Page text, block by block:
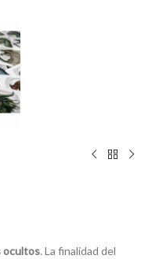
ocultos. La finalidad del